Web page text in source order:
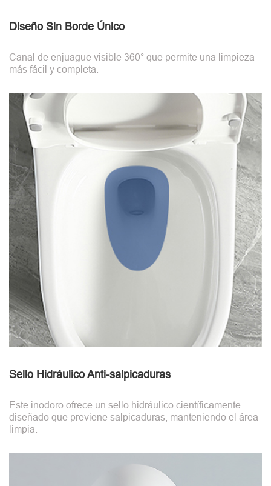
Diseño Sin Borde Único
Canal de enjuague visible 360° que permite una limpieza
más fácil y completa.
Sello Hidráulico Anti-salpicaduras
Este inodoro ofrece un sello hidráulico científicamente
diseñado que previene salpicaduras, manteniendo el área
limpia.